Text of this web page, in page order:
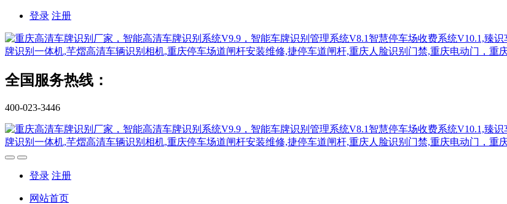
登录 注册
全国服务热线：
400-023-3446
登录 注册
网站首页